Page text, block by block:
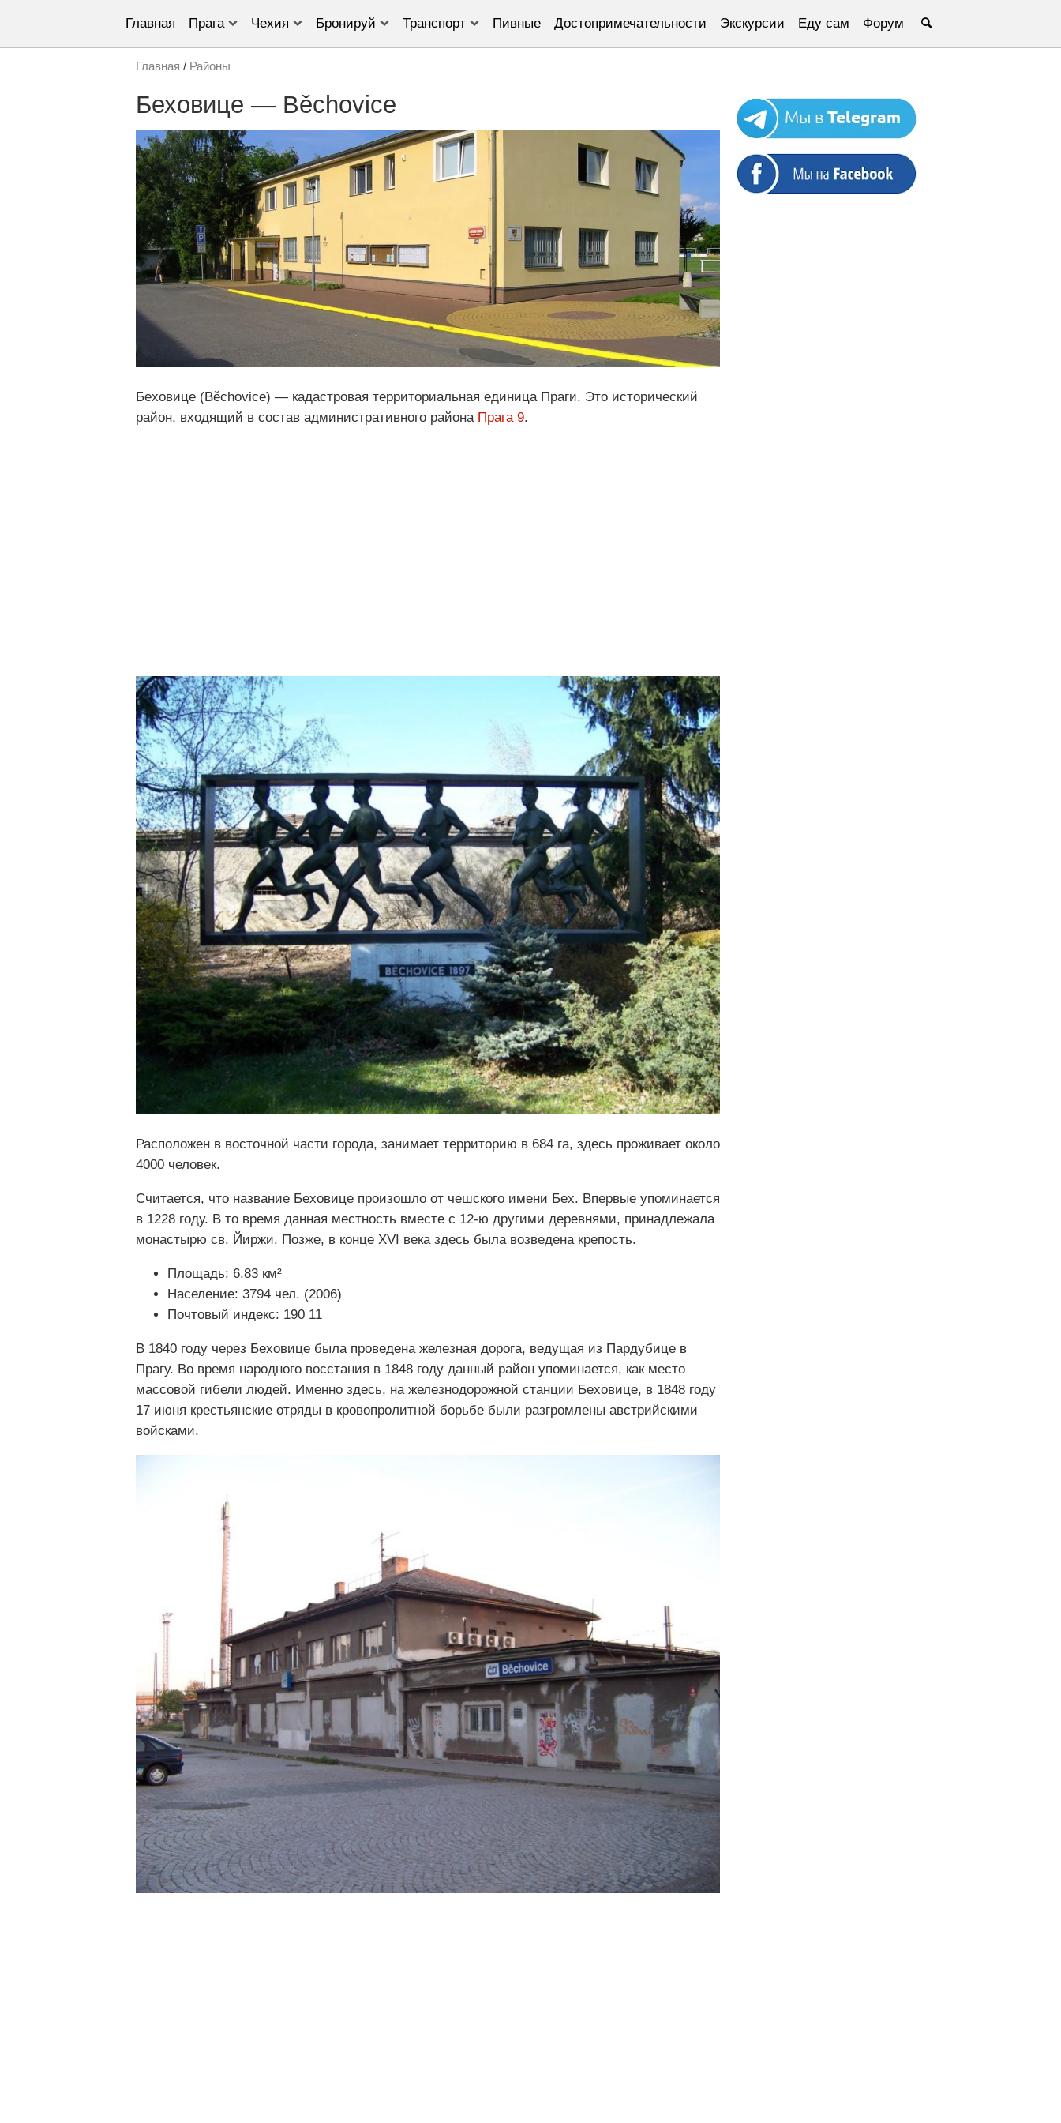
Главная Прага Чехия Бронируй Транспорт Пивные Достопримечательности Экскурсии Еду сам Форум
Главная / Районы
Беховице — Běchovice
Беховице (Běchovice) — кадастровая территориальная единица Праги. Это исторический
район, входящий в состав административного района Прага 9.
Расположен в восточной части города, занимает территорию в 684 га, здесь проживает около
4000 человек.
Считается, что название Беховице произошло от чешского имени Бех. Впервые упоминается
в 1228 году. В то время данная местность вместе с 12-ю другими деревнями, принадлежала
монастырю св. Йиржи. Позже, в конце XVI века здесь была возведена крепость.
Площадь: 6.83 км²
Население: 3794 чел. (2006)
Почтовый индекс: 190 11
В 1840 году через Беховице была проведена железная дорога, ведущая из Пардубице в
Прагу. Во время народного восстания в 1848 году данный район упоминается, как место
массовой гибели людей. Именно здесь, на железнодорожной станции Беховице, в 1848 году
17 июня крестьянские отряды в кровопролитной борьбе были разгромлены австрийскими
войсками.